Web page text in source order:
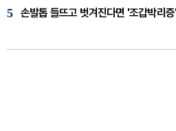
5 손발톱 들뜨고 벗겨진다면 '조갑박리